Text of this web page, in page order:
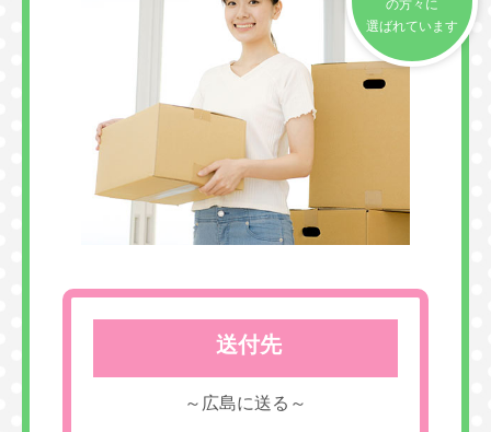
の方々に
選ばれています
送付先
～広島に送る～